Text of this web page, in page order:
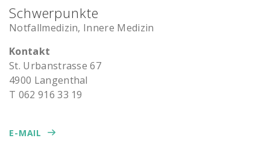
Schwerpunkte
Notfallmedizin, Innere Medizin
Kontakt
St. Ur­ban­stras­se 67
4900 Lan­gen­thal
T 062 916 33 19
E-MAIL